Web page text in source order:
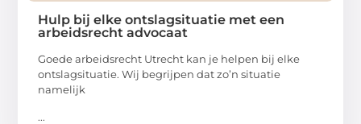
Hulp bij elke ontslagsituatie met een
arbeidsrecht advocaat
Goede arbeidsrecht Utrecht kan je helpen bij elke
ontslagsituatie. Wij begrijpen dat zo’n situatie
namelijk
...